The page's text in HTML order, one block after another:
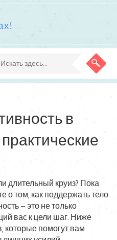
в
длительный круиз? Пока
о том, как поддержать тело
– это не только
вас к цели шаг. Ниже
которые помогут вам